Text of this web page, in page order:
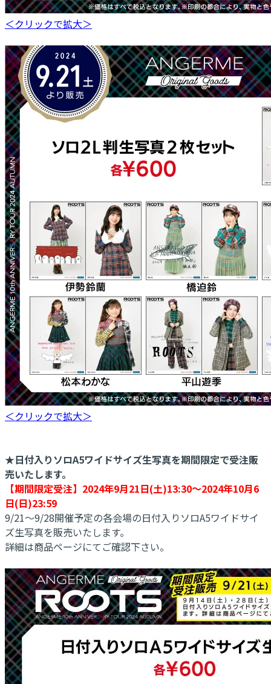
＜クリックで拡大＞
＜クリックで拡大＞
★日付入りソロA5ワイドサイズ生写真を期間限定で受注販
売いたします。
【期間限定受注】2024年9月21日(土)13:30～2024年10月6
日(日)23:59
9/21～9/28開催予定の各会場の日付入りソロA5ワイドサイ
ズ生写真を販売いたします。
詳細は商品ページにてご確認下さい。